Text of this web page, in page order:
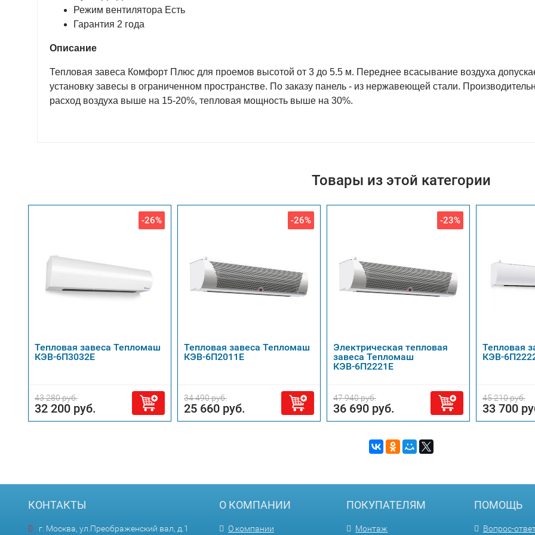
Режим вентилятора Есть
Гарантия 2 года
Описание
Тепловая завеса Комфорт Плюс для проемов высотой от 3 до 5.5 м. Переднее всасывание воздуха
установку завесы в ограниченном пространстве. По заказу панель - из нержавеющей стали.
расход воздуха выше на 15-20%, тепловая мощность выше на 30%.
Товары из этой категории
-26%
Тепловая завеса Тепломаш
КЭВ-6П3032Е
43 280 руб.
32 200 руб.
-26%
Тепловая завеса Тепломаш
КЭВ-6П2011Е
34 490 руб.
25 660 руб.
-23%
Электрическая тепловая
завеса Тепломаш
КЭВ-6П2221Е
47 940 руб.
36 690 руб.
Тепловая
КЭВ-
45 210 руб.
33 700
КОНТАКТЫ
г. Москва, ул.Преображенский вал, д.1
О КОМПАНИИ
О компании
ПОКУПАТЕЛЯМ
Монтаж
ПОМОЩЬ
Вопрос-